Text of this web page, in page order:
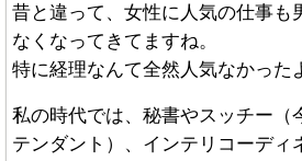
昔と違って、女性に人気の仕事も
なくなってきてますね。
特に経理なんて全然人気なかった
私の時代では、秘書やスッチー（
テンダント）、インテリコーディ